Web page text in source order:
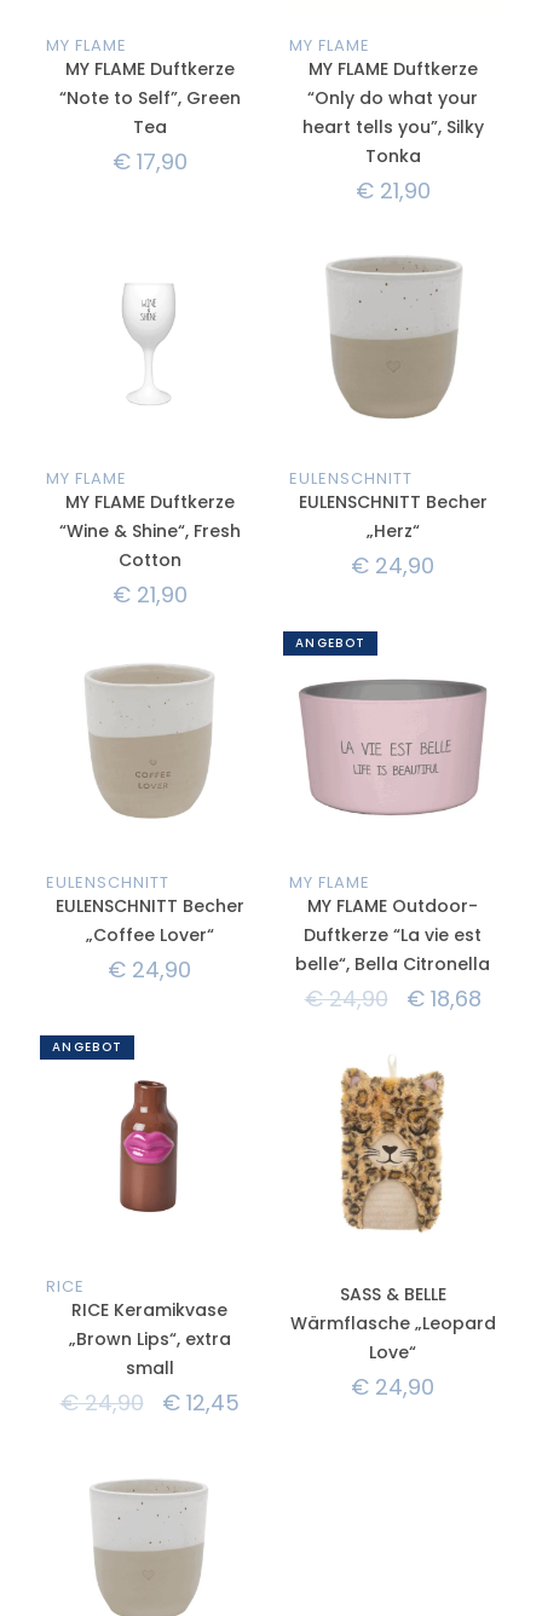
MY FLAME
MY FLAME Duftkerze
“Note to Self”, Green
Tea
€17,90
MY FLAME
MY FLAME Duftkerze
“Only do what your
heart tells you”, Silky
Tonka
€21,90
MY FLAME
MY FLAME Duftkerze
“Wine & Shine“, Fresh
Cotton
€21,90
EULENSCHNITT
EULENSCHNITT Becher
„Herz“
€ 24,90
EULENSCHNITT
EULENSCHNITT Becher
„Coffee Lover“
€ 24,90
ANGEBOT
MY FLAME
MY FLAME Outdoor-
Duftkerze “La vie est
belle“, Bella Citronella
€24,90 €18,68
ANGEBOT
RICE
RICE Keramikvase
„Brown Lips“, extra
small
€24,90 €12,45
SASS & BELLE
Wärmflasche „Leopard
Love“
€ 24,90